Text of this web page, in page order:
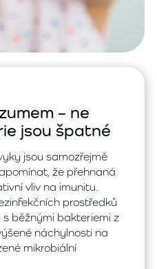
– ne
jsou špatné
jsou samozřejmě
že přehnaná
vliv na imunitu.
prostředků
běžnými bakteriemi z
náchylnosti na
mikrobiální